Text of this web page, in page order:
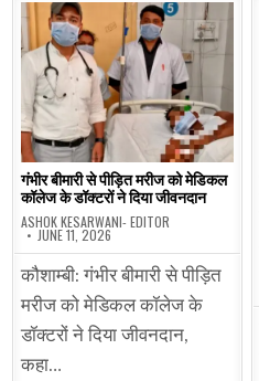
गंभीर बीमारी से पीड़ित मरीज को मेडिकल
कॉलेज के डॉक्टरों ने दिया जीवनदान
ASHOK KESARWANI- EDITOR
JUNE 11, 2026
कौशाम्बी: गंभीर बीमारी से पीड़ित
मरीज को मेडिकल कॉलेज के
डॉक्टरों ने दिया जीवनदान,
कहा…